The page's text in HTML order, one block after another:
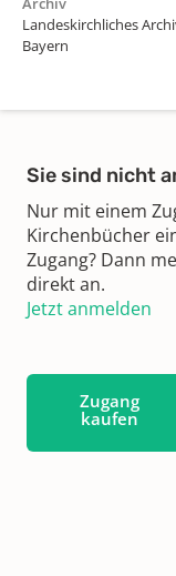
Landeskirchliches
Bayern
Sie sind nicht
Nur mit einem
Kirchenbücher
Zugang? Dann
direkt an.
Jetzt anmelden
Zugang
kaufen